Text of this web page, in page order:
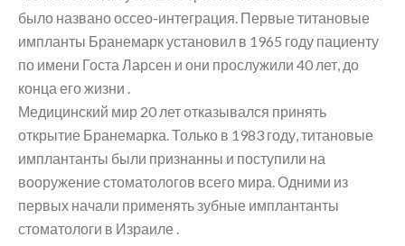
было названо оссео-интеграция. Первые титановые
импланты Бранемарк установил в 1965 году пациенту
по имени Госта Ларсен и они прослужили 40 лет, до
конца его жизни .
Медицинский мир 20 лет отказывался принять
открытие Бранемарка. Только в 1983 году, титановые
имплантанты были признанны и поступили на
вооружение стоматологов всего мира. Одними из
первых начали применять зубные имплантанты
стоматологи в Израиле .